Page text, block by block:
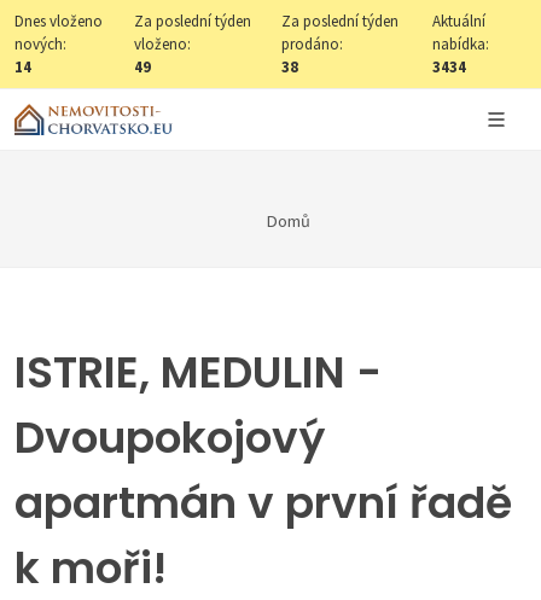
Dnes vloženo
nových:
14
Za poslední týden
vloženo:
49
Za poslední týden
prodáno:
38
Aktuální
nabídka:
3434
Domů
ISTRIE, MEDULIN -
Dvoupokojový
apartmán v první řadě
k moři!